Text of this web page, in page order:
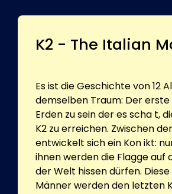
K2 - The Italian
Es ist die Geschichte von 12
demselben Traum: Der erste
Erden zu sein der es scha t,
K2 zu erreichen. Zwischen
entwickelt sich ein Kon ikt:
ihnen werden die Flagge auf
der Welt hissen dürfen. Diese
Männer werden den letzten